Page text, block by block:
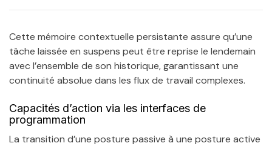
Cette mémoire contextuelle persistante assure qu’une
tâche laissée en suspens peut être reprise le lendemain
avec l’ensemble de son historique, garantissant une
continuité absolue dans les flux de travail complexes.
Capacités d’action via les interfaces de
programmation
La transition d’une posture passive à une posture active